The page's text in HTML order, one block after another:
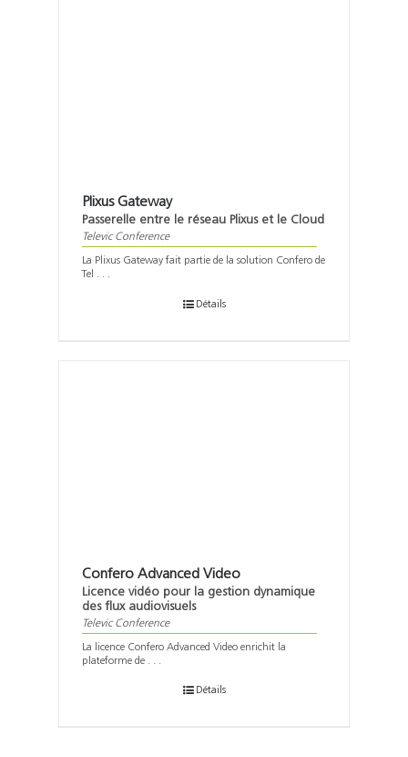
Plixus Gateway
Passerelle entre le réseau Plixus et le Cloud
Televic Conference
La Plixus Gateway fait partie de la solution Confero de
Tel . . .
Détails
Confero Advanced Video
Licence vidéo pour la gestion dynamique
des flux audiovisuels
Televic Conference
La licence Confero Advanced Video enrichit la
plateforme de . . .
Détails